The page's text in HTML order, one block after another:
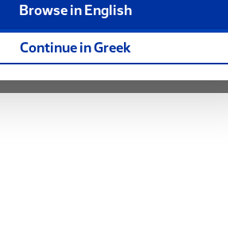
Browse in English
Continue in Greek